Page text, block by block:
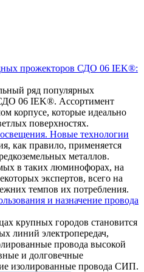
прожекторов СДО 06 IEK®:
ряд популярных
06 IEK®. Ассортимент
корпусе, которые идеально
поверхностях.
Новые технологии
как правило, применяется
металлов.
в таких люминофорах, на
экспертов, всего на
темпов их потребления.
и назначение провода
крупных городов становится
линий электропередач,
провода высокой
и долговечные
изолированные провода СИП.